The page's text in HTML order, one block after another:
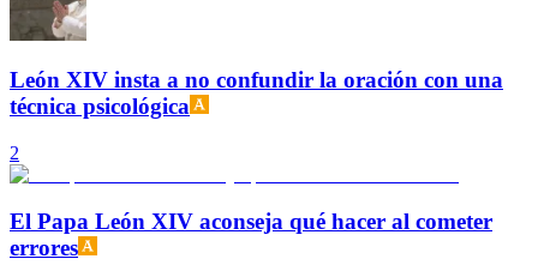
León XIV insta a no confundir la oración con una
técnica psicológica
2
El Papa León XIV aconseja qué hacer al cometer
errores